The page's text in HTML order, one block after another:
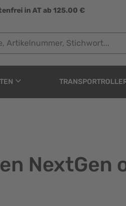
in AT ab 125.00 €
Stichwort...
NextGen